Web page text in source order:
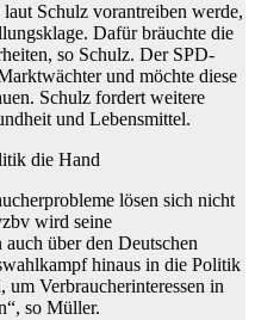
Schulz vorantreiben werde,
Dafür bräuchte die
so Schulz. Der SPD-
und möchte diese
Schulz fordert weitere
und Lebensmittel.
die Hand
lösen sich nicht
wird seine
über den Deutschen
hinaus in die Politik
um Verbraucherinteressen in
so Müller.